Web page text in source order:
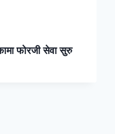
फोरजी सेवा सुरु